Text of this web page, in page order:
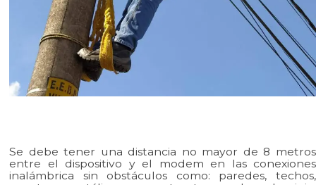
Se debe tener una distancia no mayor de 8 metros
entre el dispositivo y el modem en las conexiones
inalámbrica sin obstáculos como: paredes, techos,